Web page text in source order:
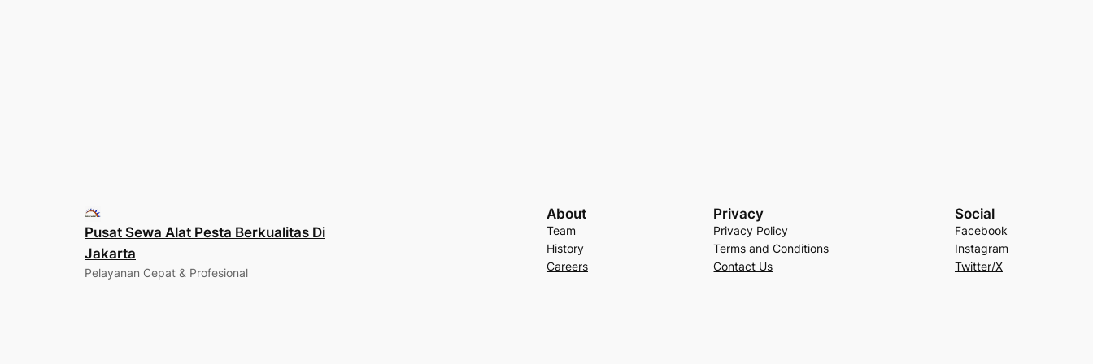
Pusat Sewa Alat Pesta Berkualitas Di
Jakarta
Pelayanan Cepat & Profesional
About
Team
History
Careers
Privacy
Privacy Policy
Terms and Conditions
Contact Us
Social
Facebook
Instagram
Twitter/X